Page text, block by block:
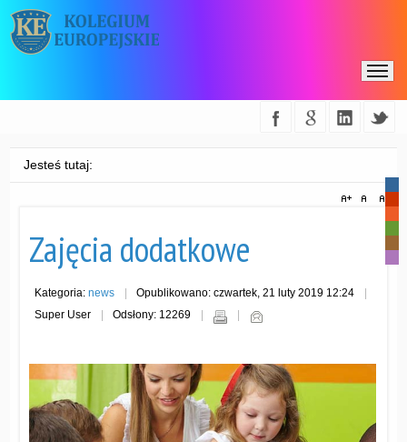
Jesteś tutaj:
Zajęcia dodatkowe
Kategoria:news
Opublikowano: czwartek, 21 luty 2019 12:24
Super User
Odsłony: 12269